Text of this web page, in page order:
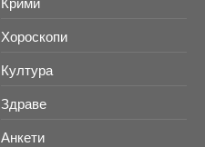
Крими
Хороскопи
Култура
Здраве
Анкети